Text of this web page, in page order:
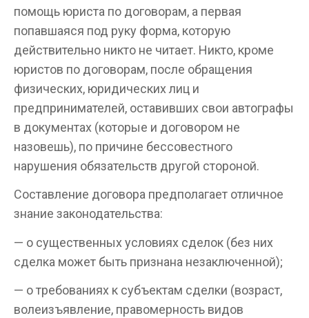
помощь юриста по договорам, а первая
попавшаяся под руку форма, которую
действительно никто не читает. Никто, кроме
юристов по договорам, после обращения
физических, юридических лиц и
предпринимателей, оставивших свои автографы
в документах (которые и договором не
назовешь), по причине бессовестного
нарушения обязательств другой стороной.
Составление договора предполагает отличное
знание законодательства:
— о существенных условиях сделок (без них
сделка может быть признана незаключенной);
— о требованиях к субъектам сделки (возраст,
волеизъявление, правомерность видов